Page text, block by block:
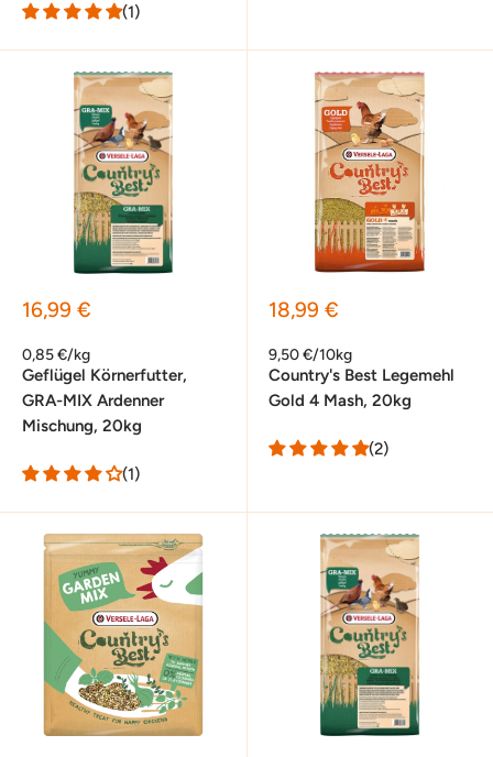
(1)
Sonderpreis
16,99 €
0,85 €/kg
Geflügel Körnerfutter,
GRA-MIX Ardenner
Mischung, 20kg
(1)
Sonderpreis
18,99 €
9,50 €/10kg
Country's Best Legemehl
Gold 4 Mash, 20kg
(2)